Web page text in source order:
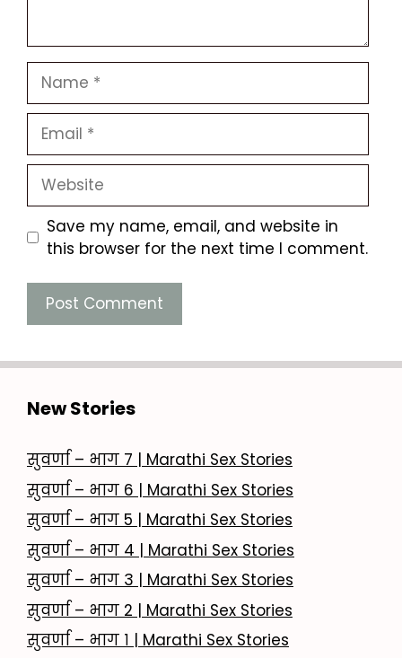
Name
Email
Website
Save my name, email, and website in
this browser for the next time I comment.
New Stories
सुवर्णा – भाग 7 | Marathi Sex Stories
सुवर्णा – भाग 6 | Marathi Sex Stories
सुवर्णा – भाग 5 | Marathi Sex Stories
सुवर्णा – भाग 4 | Marathi Sex Stories
सुवर्णा – भाग 3 | Marathi Sex Stories
सुवर्णा – भाग 2 | Marathi Sex Stories
सुवर्णा – भाग १ | Marathi Sex Stories